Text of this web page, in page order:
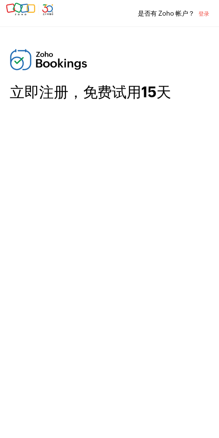
是否有 Zoho 帐户？ 登录
立即注册，免费试用15天